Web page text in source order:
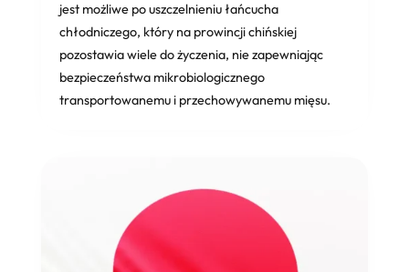
jest możliwe po uszczelnieniu łańcucha
chłodniczego, który na prowincji chińskiej
pozostawia wiele do życzenia, nie zapewniając
bezpieczeństwa mikrobiologicznego
transportowanemu i przechowywanemu mięsu.